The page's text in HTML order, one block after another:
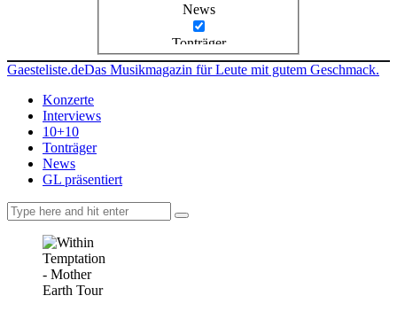
News
Tonträger
Gaesteliste.deDas Musikmagazin für Leute mit gutem Geschmack.
Konzerte
Interviews
10+10
Tonträger
News
GL präsentiert